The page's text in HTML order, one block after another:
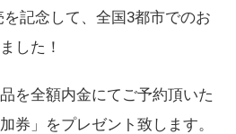
記念して、全国3都市でのお
した！
を全額内金にてご予約頂いた
券」をプレゼント致します。